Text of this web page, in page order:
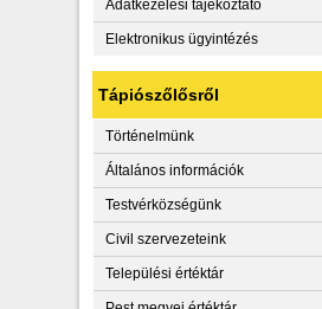
Adatkezelési tájékoztató
Elektronikus ügyintézés
Tápiószőlősről
Történelmünk
Általános információk
Testvérközségünk
Civil szervezeteink
Települési értéktár